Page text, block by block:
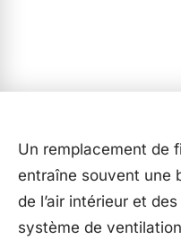
Un remplacement de
entraîne souvent une
de l’air intérieur et
système de